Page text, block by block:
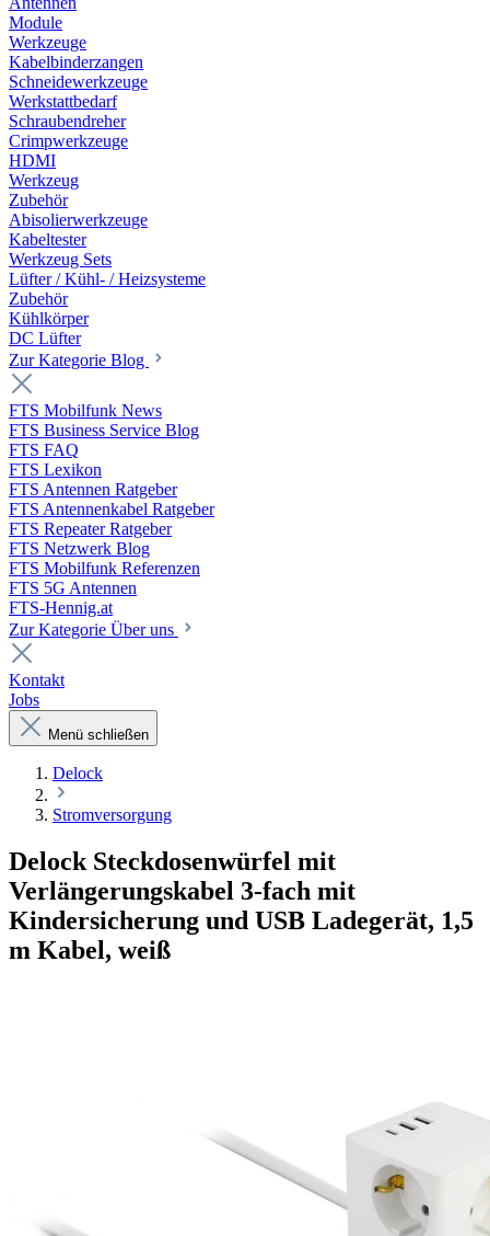
Module
Werkzeuge
Kabelbinderzangen
Schneidewerkzeuge
Werkstattbedarf
Schraubendreher
Crimpwerkzeuge
HDMI
Werkzeug
Zubehör
Abisolierwerkzeuge
Kabeltester
Werkzeug Sets
Lüfter / Kühl- / Heizsysteme
Zubehör
Kühlkörper
DC Lüfter
Zur Kategorie Blog
FTS Mobilfunk News
FTS Business Service Blog
FTS FAQ
FTS Lexikon
FTS Antennen Ratgeber
FTS Antennenkabel Ratgeber
FTS Repeater Ratgeber
FTS Netzwerk Blog
FTS Mobilfunk Referenzen
FTS 5G Antennen
FTS-Hennig.at
Zur Kategorie Über uns
Kontakt
Jobs
Menü schließen
Delock
Stromversorgung
Delock Steckdosenwürfel mit
Verlängerungskabel 3-fach mit
Kindersicherung und USB Ladegerät, 1,5
m Kabel, weiß